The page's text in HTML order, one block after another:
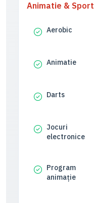
Animatie & Sport
Aerobic
Animatie
Darts
Jocuri
electronice
Program
animație